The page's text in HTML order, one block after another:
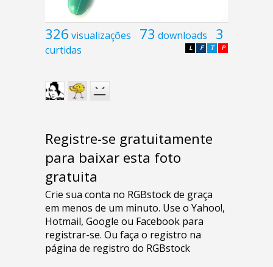
326 visualizações 73 downloads 3
curtidas P
T
F
L
Registre-se gratuitamente
para baixar esta foto
gratuita